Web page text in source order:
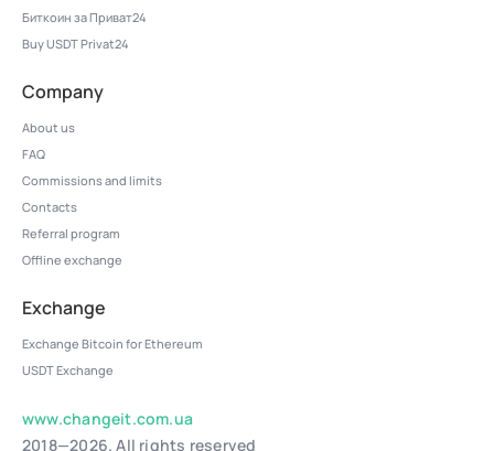
Биткоин за Приват24
Buy USDT Privat24
Company
About us
FAQ
Commissions and limits
Contacts
Referral program
Offline exchange
Exchange
Exchange Bitcoin for Ethereum
USDT Exchange
www.changeit.com.ua
2018—2026. All rights reserved